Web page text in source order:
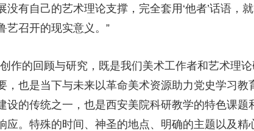
有自己的艺术理论支撑，完全套用‘他者’话语，
艺召开的现实意义。”
作的回顾与研究，既是我们美术工作者和艺术理
也是当下与未来以革命美术资源助力党史学习教
设的传统之一，也是西安美院科研教学的特色课
应。特殊的时间、神圣的地点、明确的主题以及